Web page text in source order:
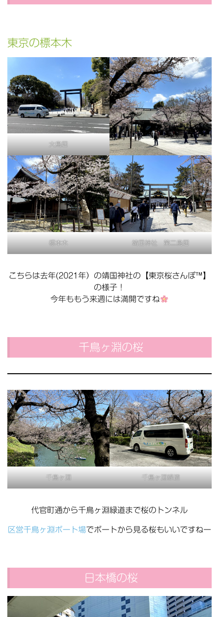
東京の標本木
大鳥居
標本木 靖国神社 第二鳥居
こちらは去年(2021年）の靖国神社の【東京桜さんぽ™】
の様子！
今年ももう来週には満開ですね
千鳥ヶ淵の桜
千鳥ヶ淵 千鳥ヶ淵緑道
代官町通から千鳥ヶ淵緑道まで桜のトンネル
区営千鳥ヶ淵ボート場でボートから見る桜もいいですねー
日本橋の桜